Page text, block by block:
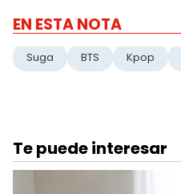
EN ESTA NOTA
Suga BTS Kpop